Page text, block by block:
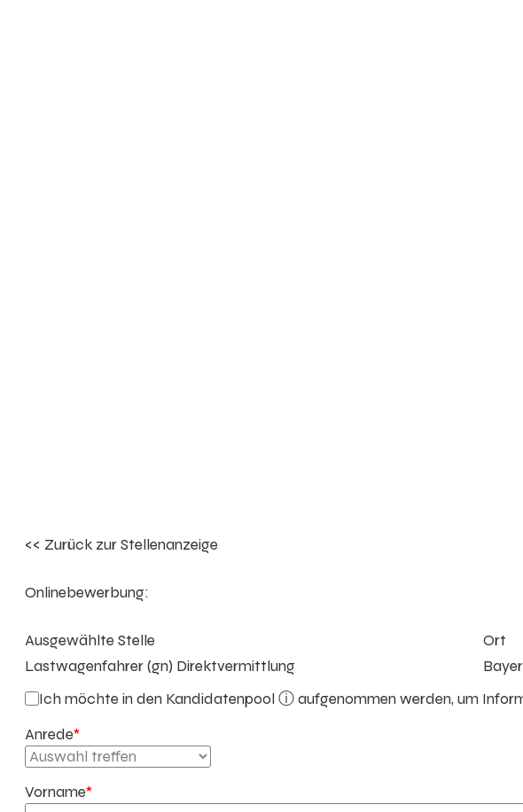
<< Zurück zur Stellenanzeige
Onlinebewerbung:
Ausgewählte Stelle
Lastwagenfahrer (gn) Direktvermittlung
Ort
Ich möchte in den Kandidatenpool ⓘaufgenommen werden, um
Anrede*
Vorname*